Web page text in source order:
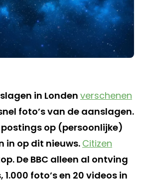
in Londen verschenen
foto’s van de aanslagen.
postings op (persoonlijke)
in op dit nieuws. Citizen
De BBC alleen al ontving
foto’s en 20 videos in